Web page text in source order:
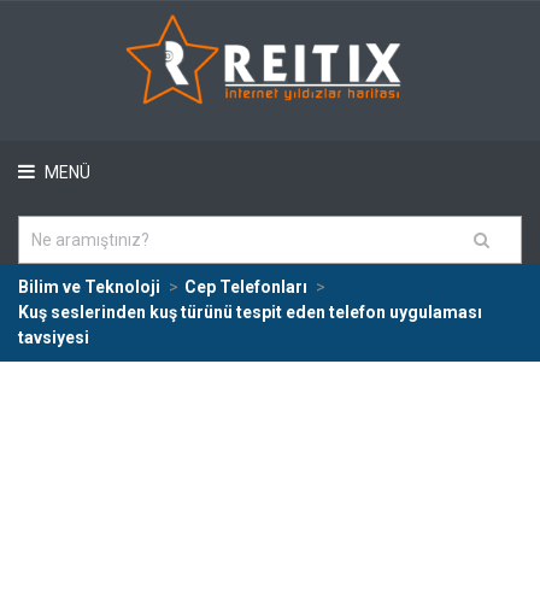
MENÜ
Bilim ve Teknoloji
Cep Telefonları
Kuş seslerinden kuş türünü tespit eden telefon uygulaması
tavsiyesi